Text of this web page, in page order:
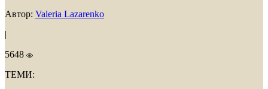
Автор: Valeria Lazarenko
|
5648
ТЕМИ: